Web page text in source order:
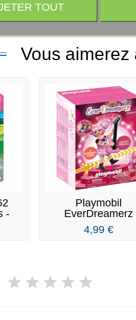
Vous aimerez
-
Playmobil
EverDreamerz
Rosalee Music
World...
4,99 €
TOUT